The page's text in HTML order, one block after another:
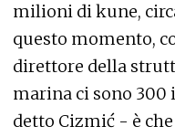
milioni di kune,
questo momento,
direttore della
marina ci sono
detto Cizmić - è